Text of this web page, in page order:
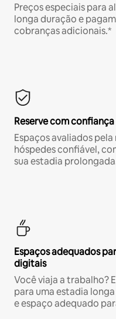
Preços especiais para
longa duração e
cobranças adicionais.*
Reserve com confiança
Espaços avaliados
hóspedes confiável,
sua estadia
Espaços adequados
digitais
Você viaja a trabalho?
para uma estadia
e espaço adequado